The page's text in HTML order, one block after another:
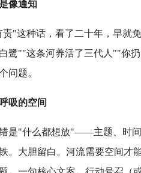
像通知
"这种话，看了二十年，早就
鹭""这条河养活了三代人""你
问题。
吸的空间
是"什么都想放"——主题、时
。大胆留白。河流需要空间才